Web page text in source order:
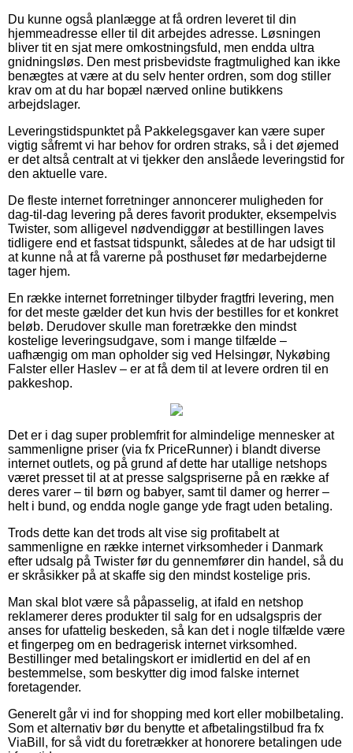
Du kunne også planlægge at få ordren leveret til din
hjemmeadresse eller til dit arbejdes adresse. Løsningen
bliver tit en sjat mere omkostningsfuld, men endda ultra
gnidningsløs. Den mest prisbevidste fragtmulighed kan ikke
benægtes at være at du selv henter ordren, som dog stiller
krav om at du har bopæl nærved online butikkens
arbejdslager.
Leveringstidspunktet på Pakkelegsgaver kan være super
vigtig såfremt vi har behov for ordren straks, så i det øjemed
er det altså centralt at vi tjekker den anslåede leveringstid for
den aktuelle vare.
De fleste internet forretninger annoncerer muligheden for
dag-til-dag levering på deres favorit produkter, eksempelvis
Twister, som alligevel nødvendiggør at bestillingen laves
tidligere end et fastsat tidspunkt, således at de har udsigt til
at kunne nå at få varerne på posthuset før medarbejderne
tager hjem.
En række internet forretninger tilbyder fragtfri levering, men
for det meste gælder det kun hvis der bestilles for et konkret
beløb. Derudover skulle man foretrække den mindst
kostelige leveringsudgave, som i mange tilfælde –
uafhængig om man opholder sig ved Helsingør, Nykøbing
Falster eller Haslev – er at få dem til at levere ordren til en
pakkeshop.
Det er i dag super problemfrit for almindelige mennesker at
sammenligne priser (via fx PriceRunner) i blandt diverse
internet outlets, og på grund af dette har utallige netshops
været presset til at at presse salgspriserne på en række af
deres varer – til børn og babyer, samt til damer og herrer –
helt i bund, og endda nogle gange yde fragt uden betaling.
Trods dette kan det trods alt vise sig profitabelt at
sammenligne en række internet virksomheder i Danmark
efter udsalg på Twister før du gennemfører din handel, så du
er skråsikker på at skaffe sig den mindst kostelige pris.
Man skal blot være så påpasselig, at ifald en netshop
reklamerer deres produkter til salg for en udsalgspris der
anses for ufattelig beskeden, så kan det i nogle tilfælde være
et fingerpeg om en bedragerisk internet virksomhed.
Bestillinger med betalingskort er imidlertid en del af en
bestemmelse, som beskytter dig imod falske internet
foretagender.
Generelt går vi ind for shopping med kort eller mobilbetaling.
Som et alternativ bør du benytte et afbetalingstilbud fra fx
ViaBill, for så vidt du foretrækker at honorere betalingen ude